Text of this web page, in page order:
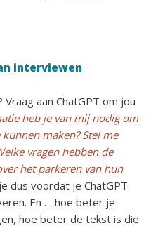
interviewen
aan ChatGPT om jou
heb je van mij nodig om
maken? Stel me
vragen hebben de
het parkeren van hun
dus voordat je ChatGPT
En … hoe beter je
hoe beter de tekst is die